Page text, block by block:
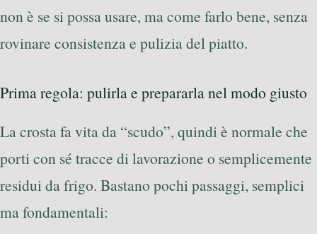
non è se si possa usare, ma come farlo bene, senza
rovinare consistenza e pulizia del piatto.
Prima regola: pulirla e prepararla nel modo giusto
La crosta fa vita da “scudo”, quindi è normale che
porti con sé tracce di lavorazione o semplicemente
residui da frigo. Bastano pochi passaggi, semplici
ma fondamentali: